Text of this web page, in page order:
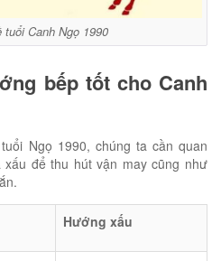
tuổi Canh Ngọ 1990
bếp tốt cho Canh
Ngọ 1990, chúng ta cần quan
để thu hút vận may cũng như
Hướng xấu